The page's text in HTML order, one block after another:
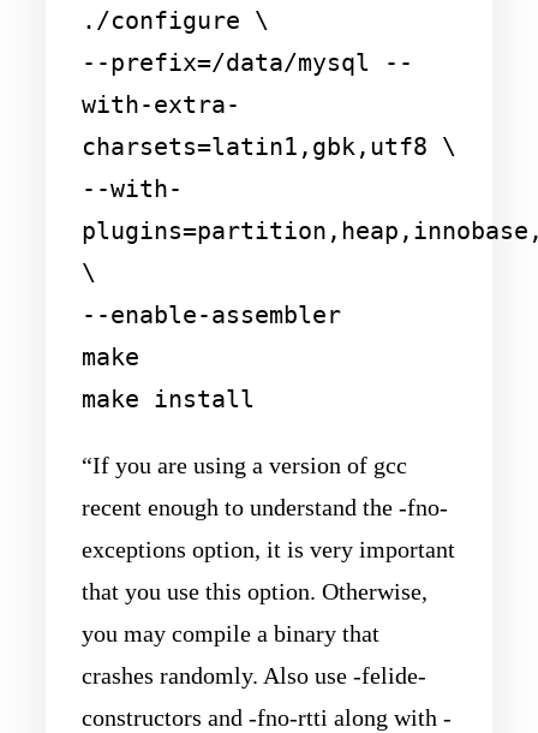
./configure \
--prefix=/data/mysql --
with-extra-
charsets=latin1,gbk,utf8 \
--with-
\
--enable-assembler
make
“If you are using a version of gcc
recent enough to understand the -fno-
exceptions option, it is very important
that you use this option. Otherwise,
you may compile a binary that
crashes randomly. Also use -felide-
constructors and -fno-rtti along with -